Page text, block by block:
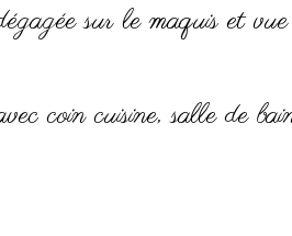
sur le maquis et
coin cuisine, salle de